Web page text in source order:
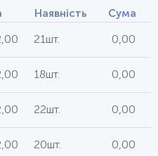
Наявність Сума
21шт. 0,00
18шт. 0,00
22шт. 0,00
20шт. 0,00